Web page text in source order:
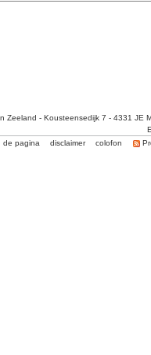
Zeeland - Kousteensedijk 7 - 4331 JE
de pagina
disclaimer colofon